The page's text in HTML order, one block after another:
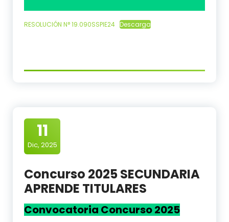
RESOLUCIÓN N° 19.090SSPIE24 Descarga
11
Dic, 2025
Concurso 2025 SECUNDARIA
APRENDE TITULARES
Convocatoria Concurso 2025